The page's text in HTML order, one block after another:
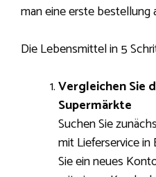
man eine erste bestellung
Die Lebensmittel in 5
Vergleichen Sie
Supermärkte
Suchen Sie
mit Lieferservice
Sie ein neues